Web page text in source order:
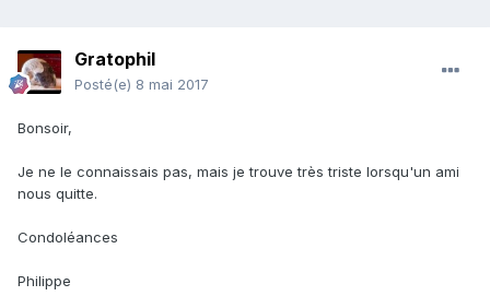
Gratophil
Posté(e) 8 mai 2017
Bonsoir,
Je ne le connaissais pas, mais je trouve très triste lorsqu'un ami
nous quitte.
Condoléances
Philippe